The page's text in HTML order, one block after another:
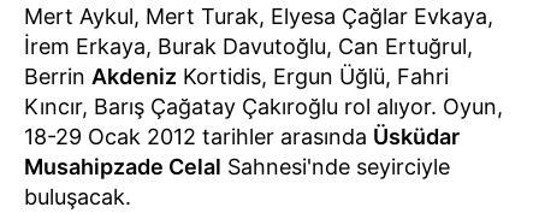
Mert Aykul, Mert Turak, Elyesa Çağlar Evkaya,
İrem Erkaya, Burak Davutoğlu, Can Ertuğrul,
Berrin Akdeniz Kortidis, Ergun Üğlü, Fahri
Kıncır, Barış Çağatay Çakıroğlu rol alıyor. Oyun,
18-29 Ocak 2012 tarihler arasında Üsküdar
Musahipzade Celal Sahnesi'nde seyirciyle
buluşacak.